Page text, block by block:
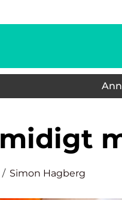
Smidigt
Simon Hagberg